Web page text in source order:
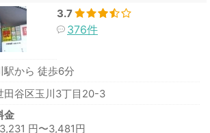
3.7
376件
駅から 徒歩6分
田谷区玉川3丁目20-3
金
円〜3,481円